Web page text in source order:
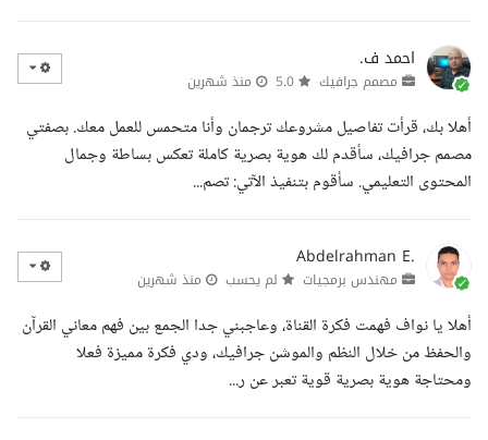
احمد ف.
مصمم جرافيك منذ شهرين
أهلا بك، قرأت تفاصيل مشروعك ترجمان وأنا متحمس للعمل معك. بصفتي
مصمم جرافيك، سأقدم لك هوية بصرية كاملة تعكس بساطة وجمال
المحتوى التعليمي. سأقوم بتنفيذ الآتي: تصم...
Abdelrahman E.
مهندس برمجيات لم يحسب منذ شهرين
أهلا يا نواف فهمت فكرة القناة، وعاجبني جدا الجمع بين فهم معاني القرآن
والحفظ من خلال النظم والموشن جرافيك، ودي فكرة مميزة فعلا
ومحتاجة هوية بصرية قوية تعبر عن ر...